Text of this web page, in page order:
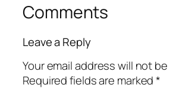
Comments
Leave a Reply
Your email address will not
Required fields are marked*